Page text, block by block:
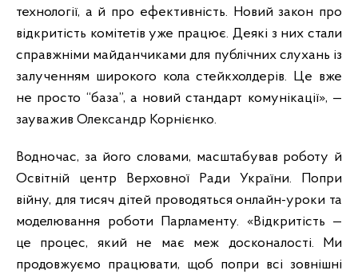
технології, а й про ефективність. Новий закон про
відкритість комітетів уже працює. Деякі з них стали
справжніми майданчиками для публічних слухань із
залученням широкого кола стейкхолдерів. Це вже
не просто “база”, а новий стандарт комунікації», —
зауважив Олександр Корнієнко.
Водночас, за його словами, масштабував роботу й
Освітній центр Верховної Ради України. Попри
війну, для тисяч дітей проводяться онлайн-уроки та
моделювання роботи Парламенту. «Відкритість —
це процес, який не має меж досконалості. Ми
продовжуємо працювати, щоб попри всі зовнішні